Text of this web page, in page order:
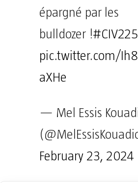
épargné par les
bulldozer !#CIV225
pic.twitter.com/
aXHe
— Mel Essis
February 23, 2024